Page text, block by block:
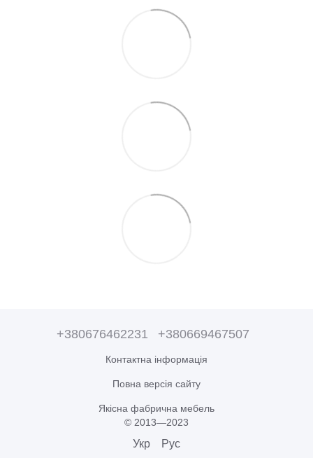
+380676462231 +380669467507
Контактна інформація
Повна версія сайту
Якісна фабрична мебель
© 2013—2023
Укр Рус